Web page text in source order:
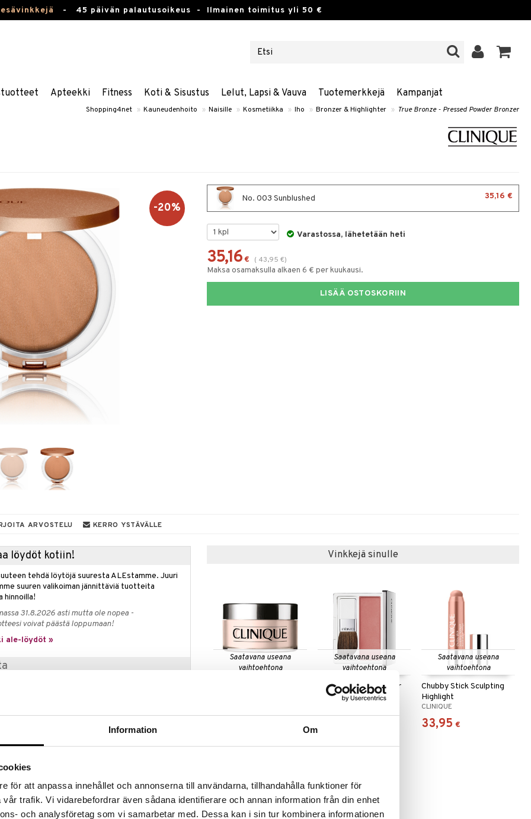
Information Om
för att anpassa innehållet och annonserna till användarna, tillhandahålla funktioner för
trafik. Vi vidarebefordrar även sådana identifierare och annan information från din enhet
och analysföretag som vi samarbetar med. Dessa kan i sin tur kombinera informationen
- 45 päivän palautusoikeus - Ilmainen toimitus yli 50 €
Apteekki Fitness Koti & Sisustus Lelut, Lapsi & Vauva Tuotemerkkejä Kampanjat
Shopping4net » Kauneudenhoito » Naisille » Kosmetiikka » Iho » Bronzer & Highlighter » True Bronze - Pressed Powder Bronzer
-20%
No. 003 Sunblushed 35,16 €
Varastossa, lähetetään heti
35,16 € ( 43,95 €)
Maksa osamaksulla alkaen 6 € per kuukausi.
LISÄÄ OSTOSKORIIN
ARVOSTELU KERRO YSTÄVÄLLE
löydöt kotiin!
tehdä löytöjä suuresta ALEstamme. Juuri
suuren valikoiman jännittäviä tuotteita
hinnoilla!
31.8.2026 asti mutta ole nopea -
voivat päästä loppumaan!
ale-löydöt »
asiantuntemuksen tehokkaisiin tuotteisiin
ja hajusteettomiin
ja hellävaraisen kokemuksen iholle.
Bronzer on kevyt, öljytön aurinkopuuteri, joka
hehkun.
kerrostaa halutun intensiteetin saavuttamiseksi, ja
Vinkkejä sinulle
Saatavana useana
vaihtoehtona
Saatavana useana
vaihtoehtona
Blushing Blush Powder
Blush
Saatavana useana
vaihtoehtona
Chubby Stick Sculpting
Highlight
CLINIQUE
33,95 €